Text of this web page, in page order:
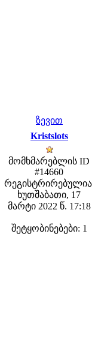
ზევით
Kristslots
მომხმარებლის ID
#14660
ხუთშაბათი, 17
მარტი 2022 წ. 17:18
შეტყობინებები: 1